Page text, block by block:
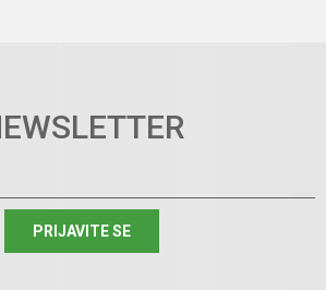
PRIJAVITE SE